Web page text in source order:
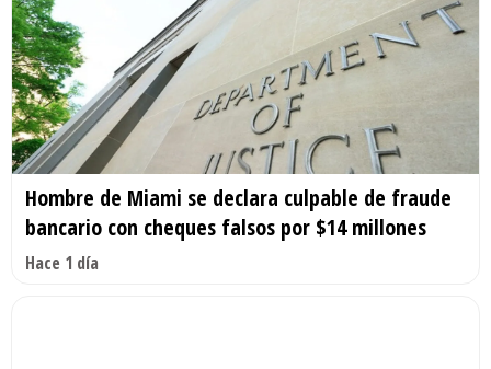
Hombre de Miami se declara culpable de fraude
bancario con cheques falsos por $14 millones
Hace 1 día